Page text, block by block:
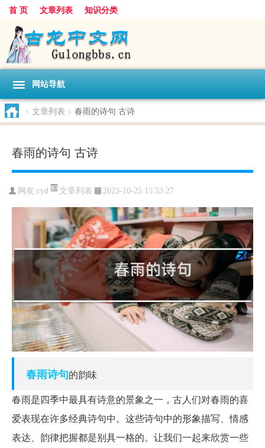
首 页 文章列表 知识分类
网站导航
> 文章列表 > 春雨的诗句 古诗
春雨的诗句 古诗
网友:cyd 文章列表 2023-10-25 15:53:27
春雨诗句的韵味
春雨是四季中最具有诗意的景象之一，古人们对春雨的喜
爱表现在许多经典诗句中。这些诗句中的形象描写、情感
表达、韵律把握都是别具一格的。让我们一起来欣赏一些